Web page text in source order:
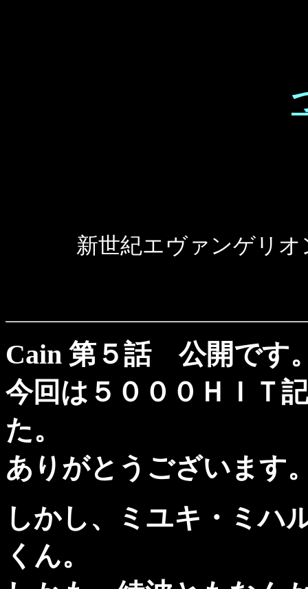
新世紀エヴァンゲリ
Cain 第５話 公開です
今回は５０００ＨＩＴ
た。
ありがとうございます
しかし、ミユキ・ミハ
くん。